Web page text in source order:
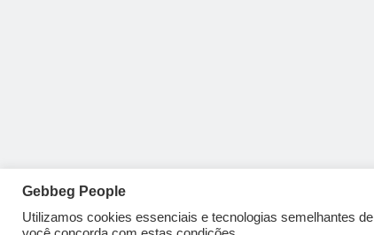
Gebbeg People
Utilizamos cookies essenciais e tecnologias semelhantes